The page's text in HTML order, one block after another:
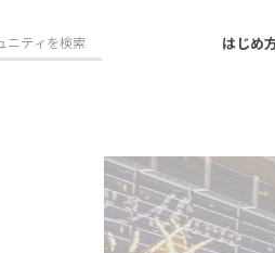
はじめ
おすすめのコミ